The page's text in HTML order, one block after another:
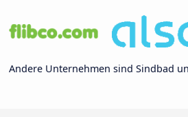
Andere Unternehmen sind Sindbad